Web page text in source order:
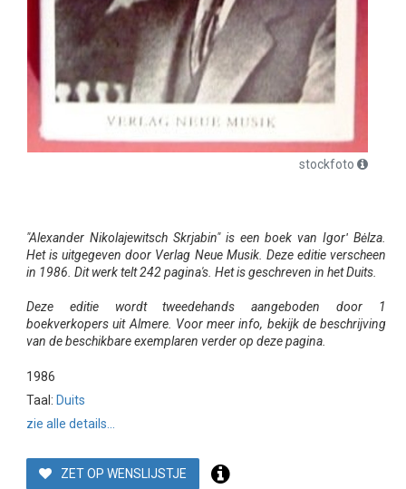
stockfoto
"Alexander Nikolajewitsch Skrjabin" is een boek van Igorʹ Bėlza.
Het is uitgegeven door Verlag Neue Musik. Deze editie verscheen
in 1986. Dit werk telt 242 pagina's. Het is geschreven in het Duits.
Deze editie wordt tweedehands aangeboden door 1
boekverkopers uit Almere. Voor meer info, bekijk de beschrijving
van de beschikbare exemplaren verder op deze pagina.
1986
Taal: Duits
zie alle details...
ZET OP WENSLIJSTJE